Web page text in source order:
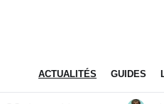
ACTUALITÉS GUIDES